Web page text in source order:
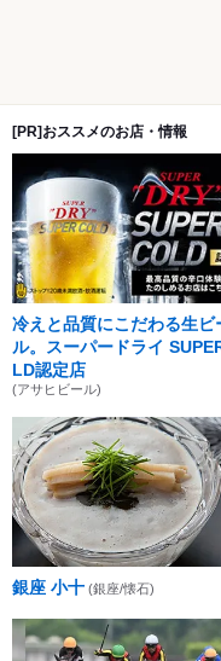
[PR]おススメのお店・情報
冷えと品質にこだわる生ビ
ル。スーパードライ
LD認定店
(アサヒビール)
銀座 小十 (銀座/懐石)